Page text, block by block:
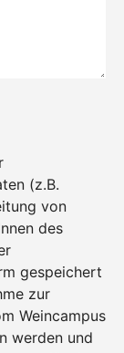
(z.B.
von
des
gespeichert
zur
Weincampus
werden und